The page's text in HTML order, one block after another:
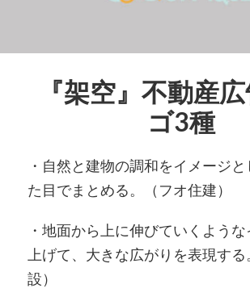
『架空』不動産
ゴ3種
・自然と建物の調和をイメージ
た目でまとめる。（フオ住建）
・地面から上に伸びていくよう
上げて、大きな広がりを表現す
設）